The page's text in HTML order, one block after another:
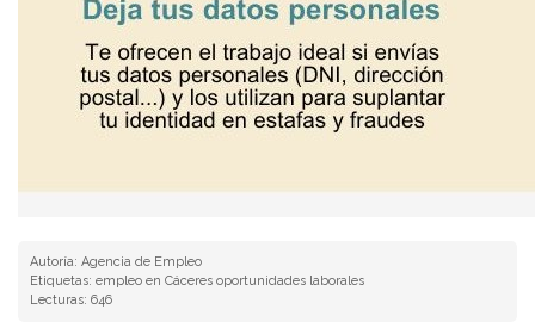
Autoría: Agencia de Empleo
Etiquetas: empleo en Cáceres oportunidades laborales
Lecturas: 646